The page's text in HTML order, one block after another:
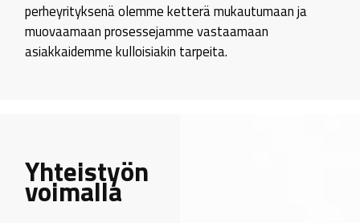
perheyrityksenä olemme ketterä mukautumaan ja
muovaamaan prosessejamme vastaamaan
asiakkaidemme kulloisiakin tarpeita.
Yhteistyön
voimalla